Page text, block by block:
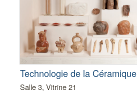
Technologie de la Céramique
Salle 3, Vitrine 21